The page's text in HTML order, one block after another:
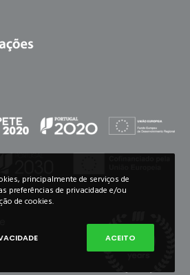
principalmente de serviços de
preferências de privacidade e/ou
de cookies.
ACEITO